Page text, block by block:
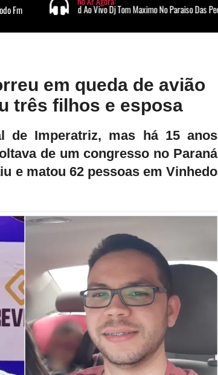
em queda de avião
três filhos e esposa
de Imperatriz, mas há 15 anos
de um congresso no Paraná
e matou 62 pessoas em Vinhedo